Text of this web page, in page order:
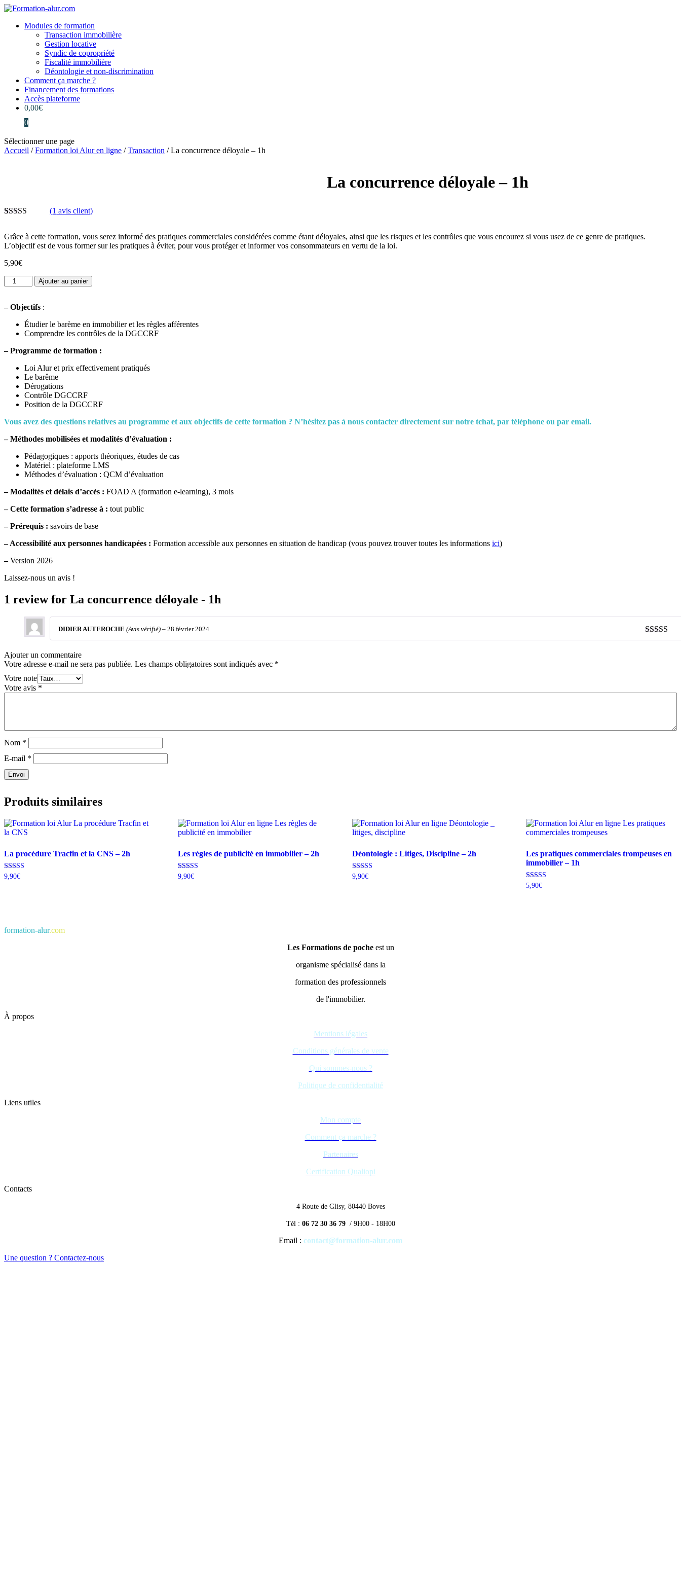
Modules de formation
Transaction immobilière
Gestion locative
Syndic de copropriété
Fiscalité immobilière
Déontologie et non-discrimination
Comment ça marche ?
Financement des formations
Accès plateforme
0,00€
0
Sélectionner une page
Accueil /Formation loi Alur en ligne /Transaction / La concurrence déloyale – 1h
La concurrence déloyale – 1h
notation
client
(1 avis client)
Grâce à cette formation, vous serez informé des pratiques commerciales considérées comme étant déloyales, ainsi que les risques et les contrôles que vous encourez si vous usez de ce genre de pratiques.
L’objectif est de vous former sur les pratiques à éviter, pour vous protéger et informer vos consommateurs en vertu de la loi.
5,90€
quantité
de
concurrence
Ajouter au panier
– Objectifs :
Étudier le barème en immobilier et les règles afférentes
Comprendre les contrôles de la DGCCRF
–Programme de formation :
Loi Alur et prix effectivement pratiqués
Le barême
Dérogations
Contrôle DGCCRF
Position de la DGCCRF
Vous avez des questions relatives au programme et aux objectifs de cette formation ? N’hésitez pas à nous contacter directement sur notre tchat, par téléphone ou par email.
– Méthodes mobilisées et modalités d’évaluation :
Pédagogiques : apports théoriques, études de cas
Matériel : plateforme LMS
Méthodes d’évaluation : QCM d’évaluation
– Modalités et délais d’accès : FOAD A (formation e-learning), 3 mois
–Cette formation s’adresse à : tout public
– Prérequis : savoirs de base
– Accessibilité aux personnes handicapées : Formation accessible aux personnes en situation de handicap (vous pouvez trouver toutes les informations ici)
–Version 2026
Laissez-nous un avis !
1 review for La concurrence déloyale - 1h
Note5sur
DIDIER AUTEROCHE (Avis vérifié) – 28 février 2024
Ajouter un commentaire
Votre adresse e-mail ne sera pas publiée. Les champs obligatoires sont indiqués avec *
Votre note
Votre avis *
Nom *
E-mail *
Envoi
Produits similaires
La procédure Tracfin et la CNS – 2h
Note
9,90€
Les règles de publicité en immobilier – 2h
Note
9,90€
Déontologie : Litiges, Discipline – 2h
Note
9,90€
Les pratiques commerciales trompeuses en
immobilier – 1h
Note
5,90€
formation-alur.com
Les Formations de pocheest un
organisme spécialisé dans la
formation des professionnels
de l'immobilier.
À propos
Mentions légales
Conditions générales de vente
Qui sommes-nous ?
Politique de confidentialité
Liens utiles
Mon compte
Comment ça marche ?
Partenaires
Certification Qualiopi
Contacts
4 Route de Glisy, 80440 Boves
Tél : 06 72 30 36 79 / 9H00 - 18H00
Email : contact@formation-alur.com
Une question ? Contactez-nous